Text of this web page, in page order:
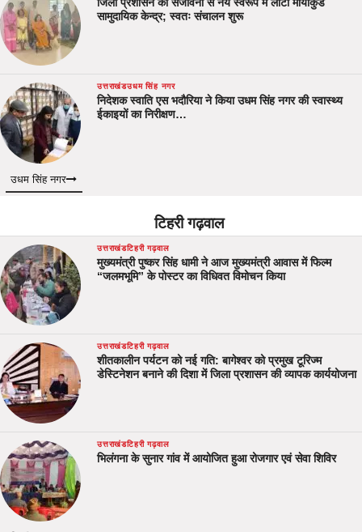
सामुदायिक केन्द्र; स्वतः संचालन शुरू
उत्तराखंडउधम सिंह नगर
निदेशक स्वाति एस भदौरिया ने किया उधम सिंह नगर की स्वास्थ्य
ईकाइयों का निरीक्षण…
उधम सिंह नगर
टिहरी गढ़वाल
उत्तराखंडटिहरी गढ़वाल
मुख्यमंत्री पुष्कर सिंह धामी ने आज मुख्यमंत्री आवास में फिल्म
“जलमभूमि” के पोस्टर का विधिवत विमोचन किया
उत्तराखंडटिहरी गढ़वाल
शीतकालीन पर्यटन को नई गति: बागेश्वर को प्रमुख टूरिज्म
डेस्टिनेशन बनाने की दिशा में जिला प्रशासन की व्यापक कार्ययोजना
उत्तराखंडटिहरी गढ़वाल
भिलंगना के सुनार गांव में आयोजित हुआ रोजगार एवं सेवा शिविर